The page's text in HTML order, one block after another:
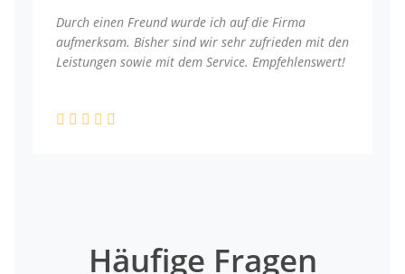
Durch einen Freund wurde ich auf die Firma
aufmerksam. Bisher sind wir sehr zufrieden mit den
Leistungen sowie mit dem Service. Empfehlenswert!
Häufige Fragen